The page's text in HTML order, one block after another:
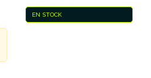
EN STOCK